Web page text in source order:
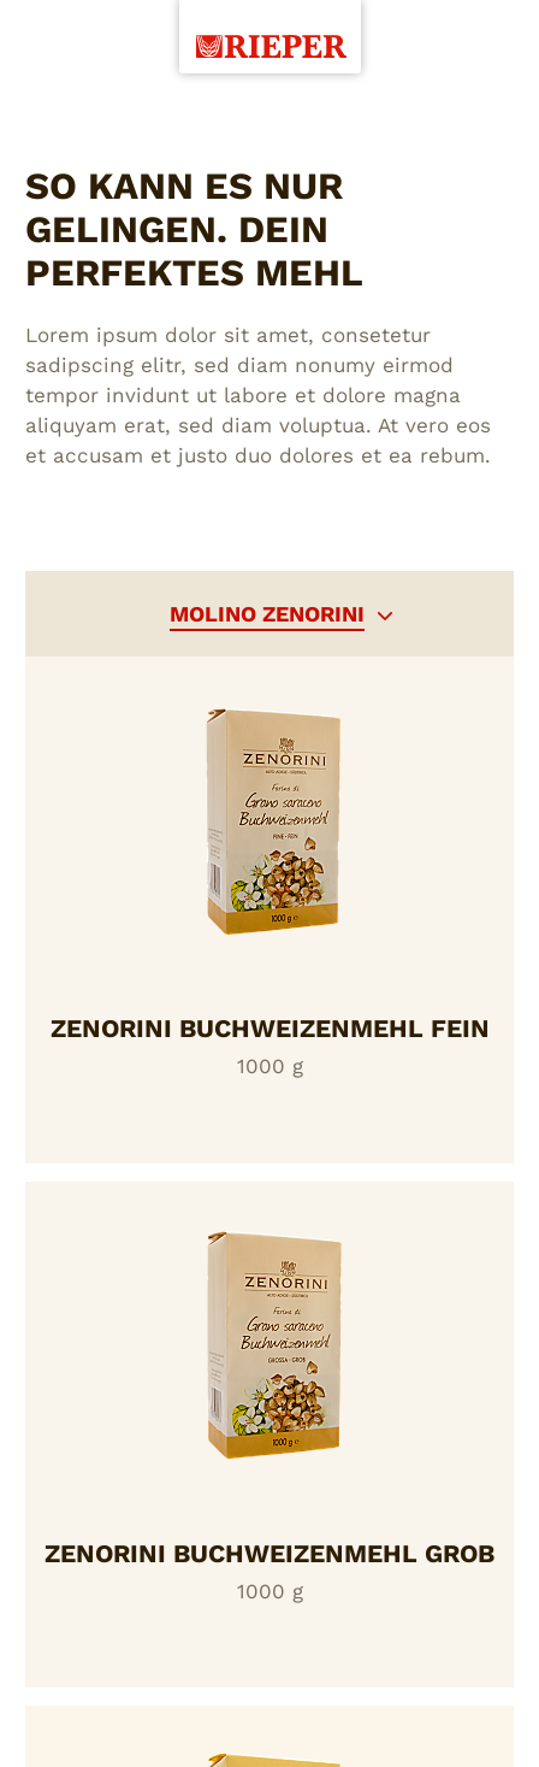
SO KANN ES NUR
GELINGEN. DEIN
PERFEKTES MEHL
Lorem ipsum dolor sit amet, consetetur
sadipscing elitr, sed diam nonumy eirmod
tempor invidunt ut labore et dolore magna
aliquyam erat, sed diam voluptua. At vero eos
et accusam et justo duo dolores et ea rebum.
MOLINO ZENORINI
ZENORINI BUCHWEIZENMEHL FEIN
1000 g
ZENORINI BUCHWEIZENMEHL GROB
1000 g